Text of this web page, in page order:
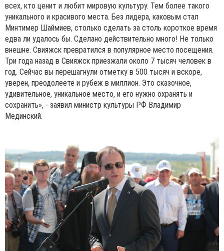
всех, кто ценит и любит мировую культуру. Тем более такого
уникального и красивого места. Без лидера, каковым стал
Минтимер Шаймиев, столько сделать за столь короткое время
едва ли удалось бы. Сделано действительно много! Не только
внешне. Свияжск превратился в популярное место посещения.
Три года назад в Свияжск приезжали около 7 тысяч человек в
год. Сейчас вы перешагнули отметку в 500 тысяч и вскоре,
уверен, преодолеете и рубеж в миллион. Это сказочное,
удивительное, уникальное место, и его нужно охранять и
сохранить», - заявил министр культуры РФ Владимир
Мединский.